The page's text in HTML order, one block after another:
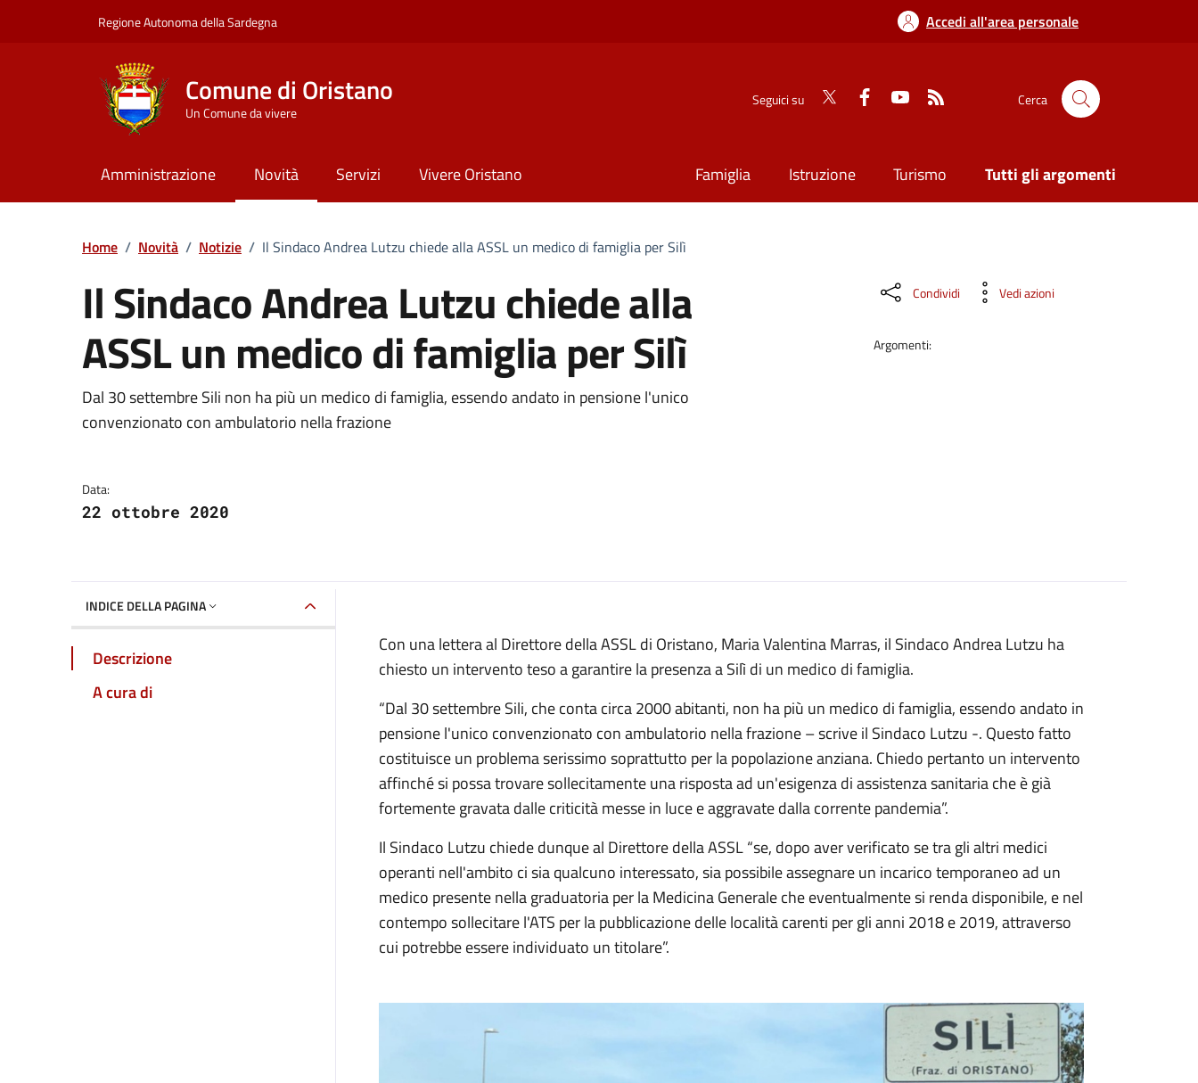
Regione Autonoma della Sardegna Accedi all'area personale
Comune di Oristano
Un Comune da vivere
Seguici su Cerca
Amministrazione Novità Servizi Vivere Oristano Famiglia Istruzione Turismo Tutti gli argomenti
Home / Novità / Notizie / Il Sindaco Andrea Lutzu chiede alla ASSL un medico di famiglia per Silì
Il Sindaco Andrea Lutzu chiede alla
ASSL un medico di famiglia per Silì
Dettagli della notizia
Dal 30 settembre Sili non ha più un medico di famiglia, essendo andato in pensione l'unico
convenzionato con ambulatorio nella frazione
Data:
22 ottobre 2020
Condividi Vedi azioni
Argomenti:
INDICE DELLA PAGINA
Descrizione
A cura di
Con una lettera al Direttore della ASSL di Oristano, Maria Valentina Marras, il Sindaco Andrea Lutzu ha
chiesto un intervento teso a garantire la presenza a Silì di un medico di famiglia.
“Dal 30 settembre Sili, che conta circa 2000 abitanti, non ha più un medico di famiglia, essendo andato in
pensione l'unico convenzionato con ambulatorio nella frazione – scrive il Sindaco Lutzu -. Questo fatto
costituisce un problema serissimo soprattutto per la popolazione anziana. Chiedo pertanto un intervento
affinché si possa trovare sollecitamente una risposta ad un'esigenza di assistenza sanitaria che è già
fortemente gravata dalle criticità messe in luce e aggravate dalla corrente pandemia”.
Il Sindaco Lutzu chiede dunque al Direttore della ASSL “se, dopo aver verificato se tra gli altri medici
operanti nell'ambito ci sia qualcuno interessato, sia possibile assegnare un incarico temporaneo ad un
medico presente nella graduatoria per la Medicina Generale che eventualmente si renda disponibile, e nel
contempo sollecitare l'ATS per la pubblicazione delle località carenti per gli anni 2018 e 2019, attraverso
cui potrebbe essere individuato un titolare”.